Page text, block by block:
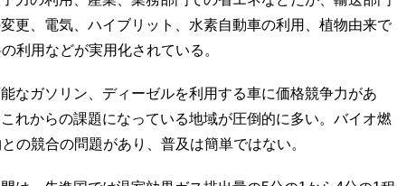
更、電気、ハイブリット、水素自動車の利用、植物由来で
利用などが実用化されている。
なガソリン、ディーゼルを利用する車に価格競争力があ
れからの課題になっている地域が圧倒的に多い。バイオ燃
の競合の問題があり、普及は簡単ではない。